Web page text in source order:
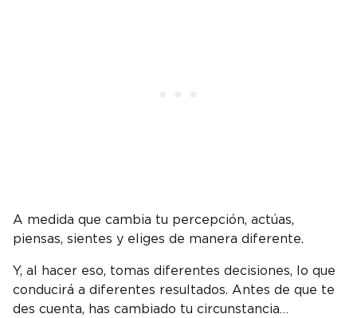
A medida que cambia tu percepción, actúas,
piensas, sientes y eliges de manera diferente.
Y, al hacer eso, tomas diferentes decisiones, lo que
conducirá a diferentes resultados. Antes de que te
des cuenta, has cambiado tu circunstancia…